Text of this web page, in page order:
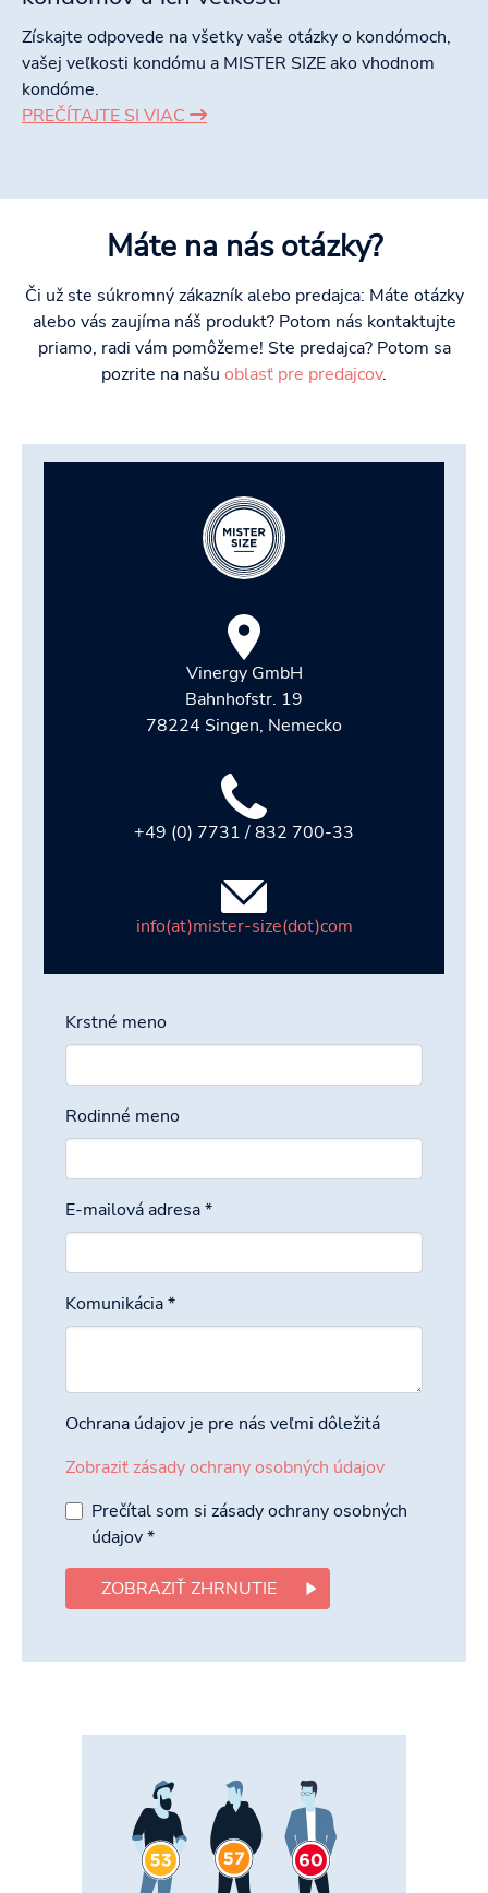
Získajte odpovede na všetky vaše otázky o kondómoch,
vašej veľkosti kondómu a MISTER SIZE ako vhodnom
kondóme.
PREČÍTAJTE SI VIAC
Máte na nás otázky?
Či už ste súkromný zákazník alebo predajca: Máte otázky
alebo vás zaujíma náš produkt? Potom nás kontaktujte
priamo, radi vám pomôžeme! Ste predajca? Potom sa
pozrite na našu oblasť pre predajcov.
Vinergy GmbH
Bahnhofstr. 19
78224 Singen, Nemecko
+49 (0) 7731 / 832 700-33
info(at)mister-size(dot)com
Krstné meno
Rodinné meno
E-mailová adresa*
Komunikácia*
Ochrana údajov je pre nás veľmi dôležitá
Zobraziť zásady ochrany osobných údajov
Prečítal som si zásady ochrany osobných
údajov*
ZOBRAZIŤ ZHRNUTIE